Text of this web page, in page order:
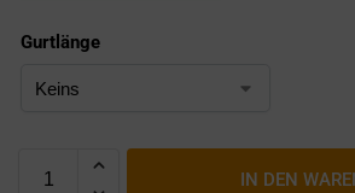
Gurtlänge
IN DEN